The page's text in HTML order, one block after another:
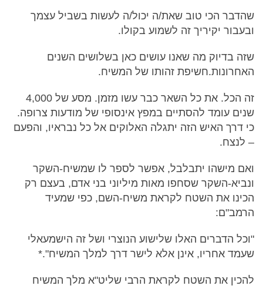
שהדבר הכי טוב שאת/ה יכול/ה לעשות בשביל עצמך
ובעבור יקיריך זה לשמוע בקולו.
שזה בדיוק מה שאנו עושים כאן בשלושים השנים
האחרונות.חשיפת זהותו של המשיח.
זה הכל. את כל השאר כבר עשו מזמן. מסע של 4,000
שנים עומד להסתיים במפץ אינסופי של מודעות צרופה.
כי דרך האיש הזה יתגלה האלוקים אל כל נבראיו, והפעם
– לנצח.
ואם מישהו יתבלבל, אפשר לספר לו שמשיח-השקר
ונביא-השקר שסחפו מאות מיליוני בני אדם, בעצם רק
הכינו את השטח לקראת משיח-השם, כפי שמעיד
הרמב"ם:
"וכל הדברים האלו שלישוע הנוצרי ושל זה הישמעאלי
שעמד אחריו, אינן אלא לישר דרך למלך המשיח".*
להכין את השטח לקראת הרבי שליט"א מלך המשיח